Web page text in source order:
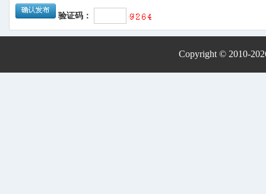
验证码：
Copyright © 2010-